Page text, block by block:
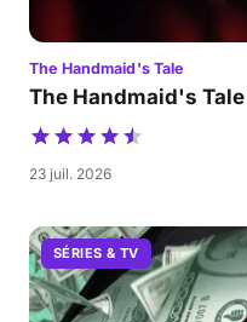
The Handmaid's Tale
The Handmaid's
23 juil. 2026
SÉRIES & TV